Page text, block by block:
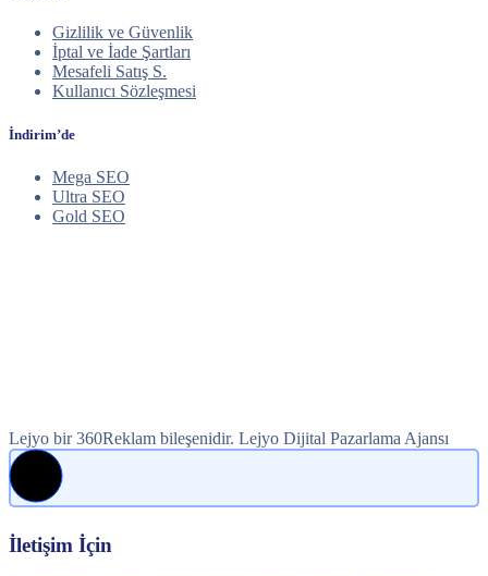
Gizlilik ve Güvenlik
İptal ve İade Şartları
Mesafeli Satış S.
Kullanıcı Sözleşmesi
İndirim’de
Mega SEO
Ultra SEO
Gold SEO
Lejyo bir 360Reklam bileşenidir. Lejyo Dijital Pazarlama Ajansı
İletişim İçin